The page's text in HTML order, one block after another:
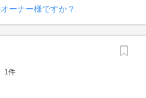
ーナー様ですか？
1件